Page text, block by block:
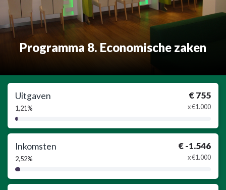
Programma 8. Economische zaken
Uitgaven
1,21%
€ 755
x €1.000
1,21%
Inkomsten
2,52%
€ -1.546
x €1.000
2,52%